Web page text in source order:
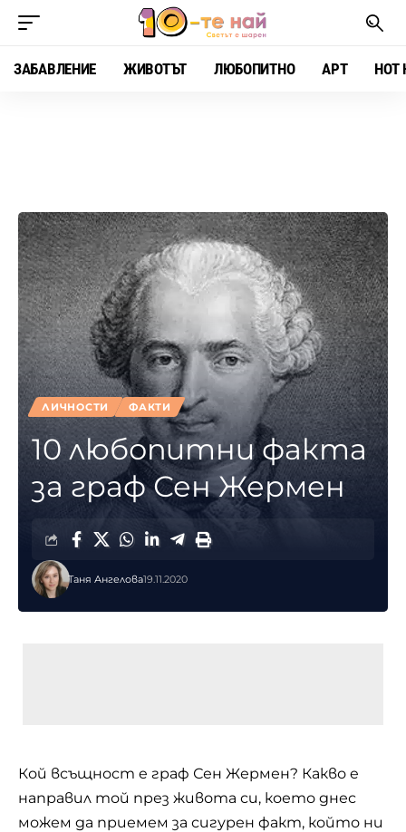
ЗАБАВЛЕНИЕ ЖИВОТЪТ ЛЮБОПИТНО АРТ HOT
ЛИЧНОСТИ ФАКТИ
10 любопитни факта
за граф Сен Жермен
Таня Ангелова19.11.2020
Кой всъщност e граф Сен Жермен? Какво e
направил той през живота си, което днес
можем да приемем за сигурен факт, който ни